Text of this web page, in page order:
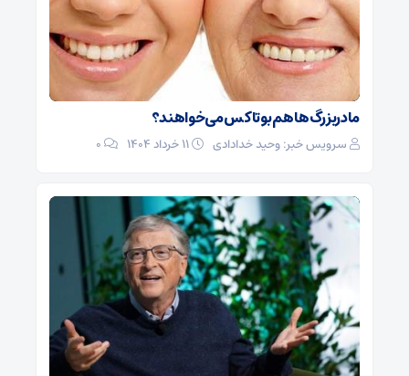
مادربزرگ‌ها هم بوتاکس می‌خواهند؟
سرویس خبر: وحید خدادادی 0